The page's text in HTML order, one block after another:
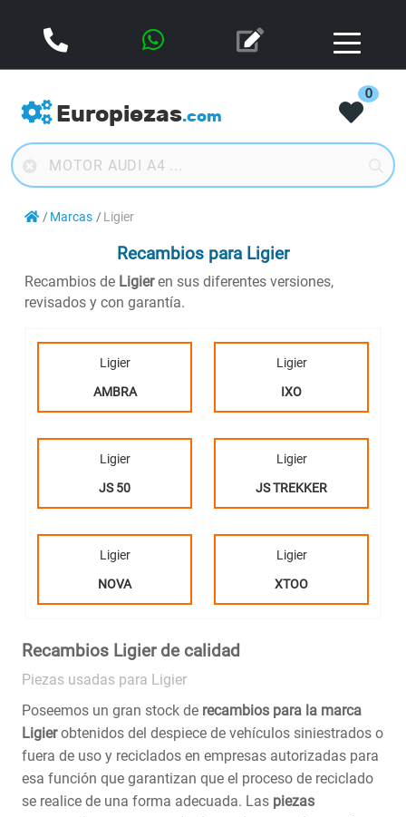
Europiezas.com
0
Marcas Ligier
Recambios para Ligier
Recambios de Ligieren sus diferentes versiones,
revisados y con garantía.
Ligier
AMBRA
Ligier
IXO
Ligier
JS 50
Ligier
JS TREKKER
Ligier
NOVA
Ligier
XTOO
Recambios Ligier de calidad
Piezas usadas para Ligier
Poseemos un gran stock de recambios para la marca
Ligierobtenidos del despiece de vehículos siniestrados o
fuera de uso y reciclados en empresas autorizadas para
esa función que garantizan que el proceso de reciclado
se realice de una forma adecuada. Las piezas